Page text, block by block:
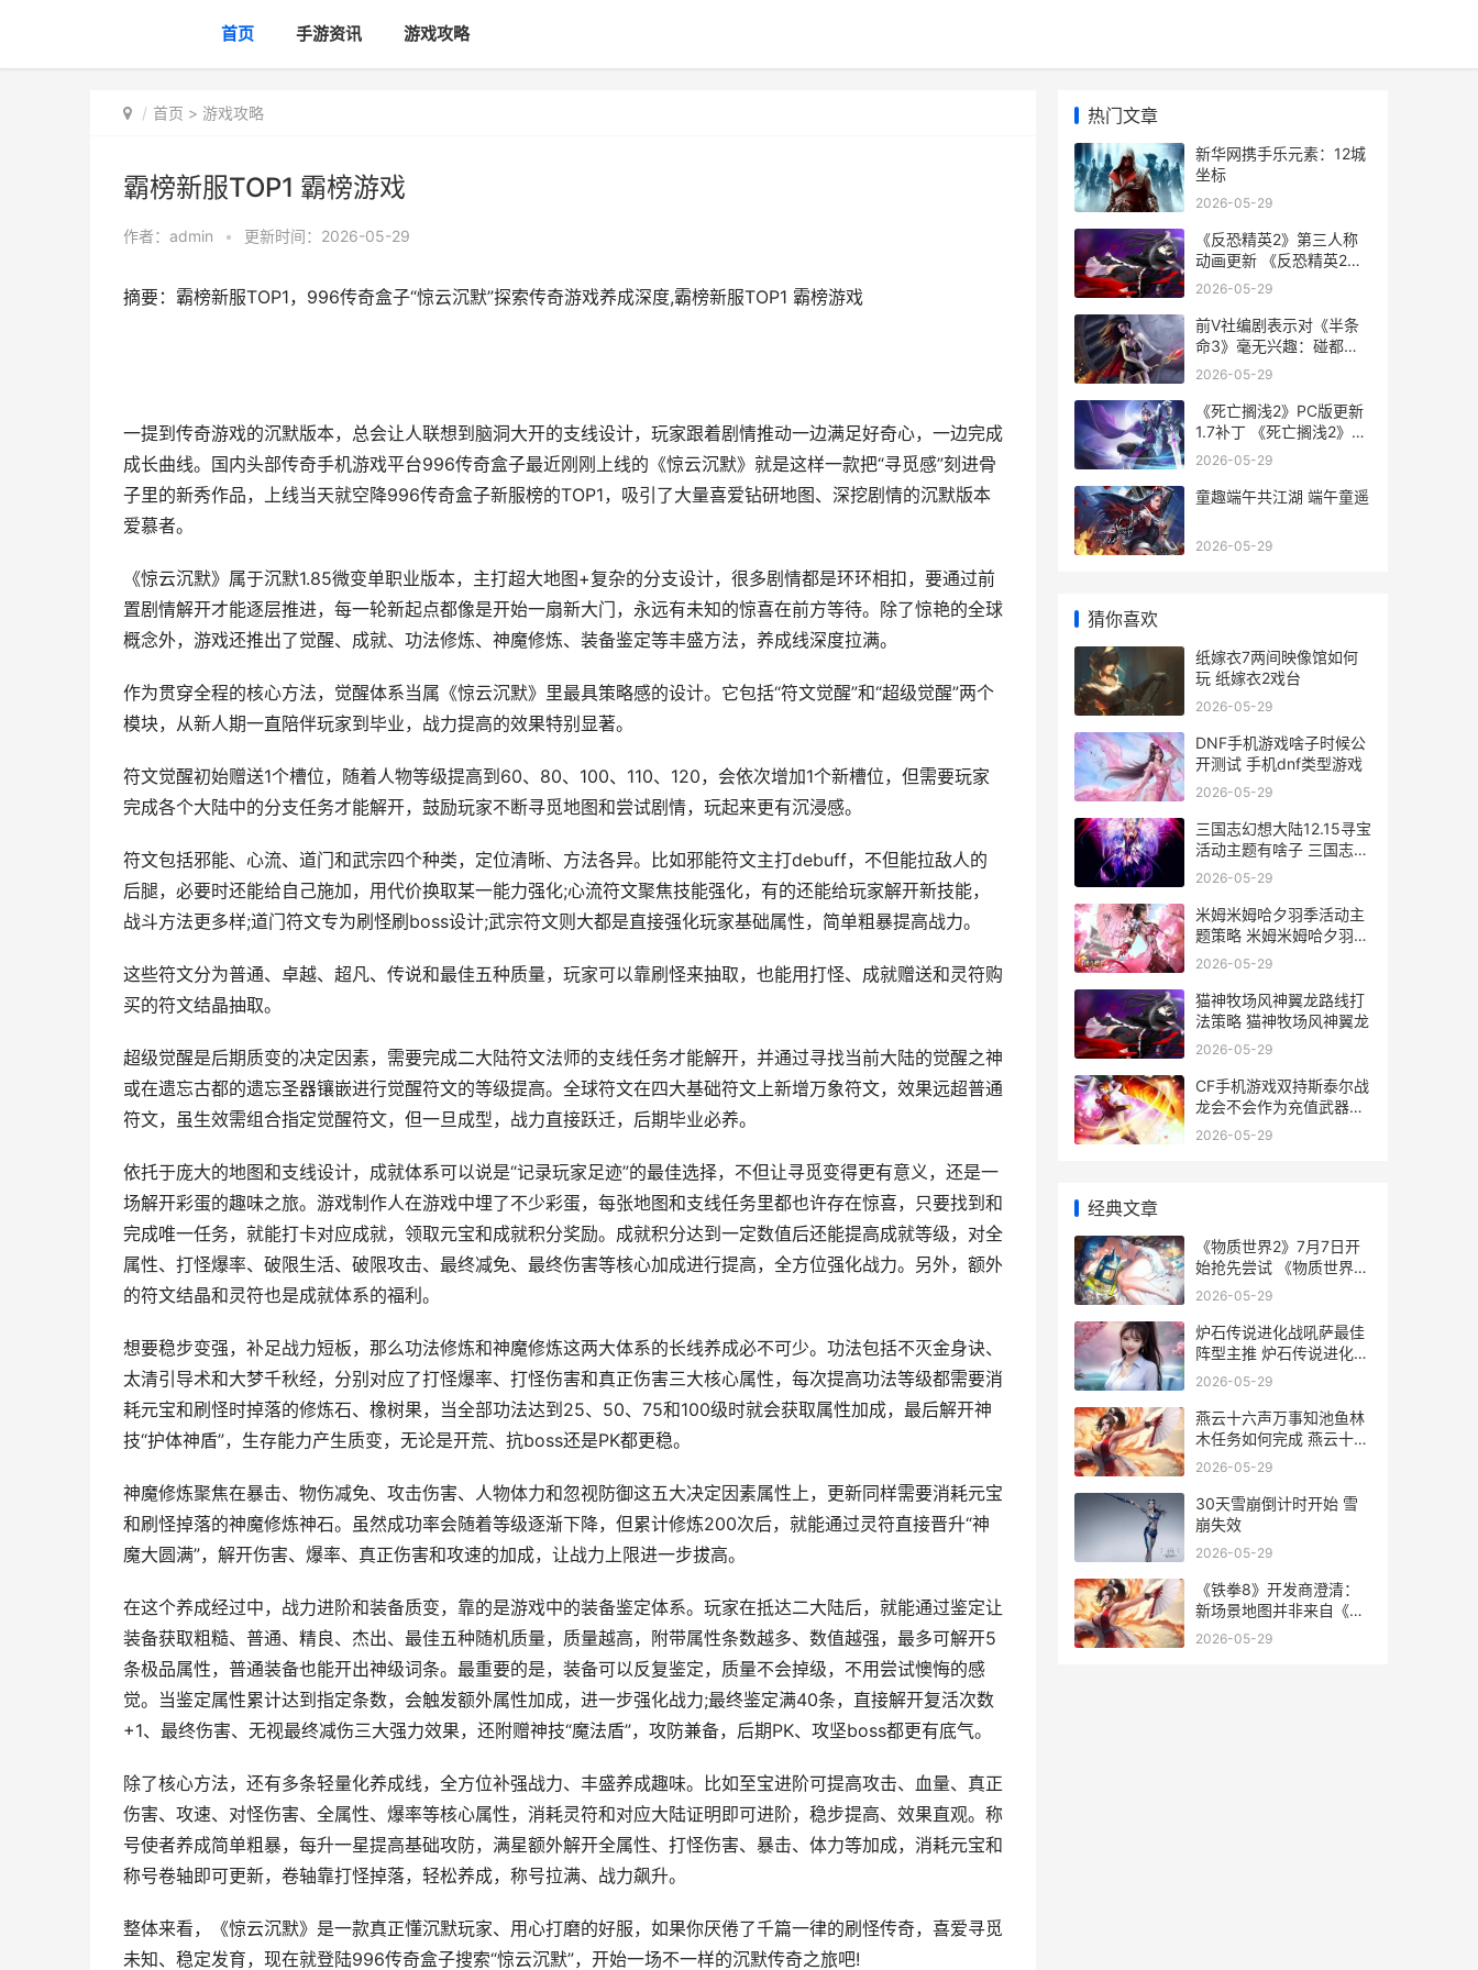
首页 手游资讯 游戏攻略
首页 > 游戏攻略
霸榜新服TOP1 霸榜游戏
作者： admin • 更新时间：2026-05-29
摘要：霸榜新服TOP1，996传奇盒子“惊云沉默”探索传奇游戏养成深度,霸榜新服TOP1 霸榜游戏
一提到传奇游戏的沉默版本，总会让人联想到脑洞大开的支线设计，玩家跟着剧情推动一边满足好奇心，一边完成
成长曲线。国内头部传奇手机游戏平台996传奇盒子最近刚刚上线的《惊云沉默》就是这样一款把“寻觅感”刻进骨
子里的新秀作品，上线当天就空降996传奇盒子新服榜的TOP1，吸引了大量喜爱钻研地图、深挖剧情的沉默版本
爱慕者。
《惊云沉默》属于沉默1.85微变单职业版本，主打超大地图+复杂的分支设计，很多剧情都是环环相扣，要通过前
置剧情解开才能逐层推进，每一轮新起点都像是开始一扇新大门，永远有未知的惊喜在前方等待。除了惊艳的全球
概念外，游戏还推出了觉醒、成就、功法修炼、神魔修炼、装备鉴定等丰盛方法，养成线深度拉满。
作为贯穿全程的核心方法，觉醒体系当属《惊云沉默》里最具策略感的设计。它包括“符文觉醒”和“超级觉醒”两个
模块，从新人期一直陪伴玩家到毕业，战力提高的效果特别显著。
符文觉醒初始赠送1个槽位，随着人物等级提高到60、80、100、110、120，会依次增加1个新槽位，但需要玩家
完成各个大陆中的分支任务才能解开，鼓励玩家不断寻觅地图和尝试剧情，玩起来更有沉浸感。
符文包括邪能、心流、道门和武宗四个种类，定位清晰、方法各异。比如邪能符文主打debuff，不但能拉敌人的
后腿，必要时还能给自己施加，用代价换取某一能力强化;心流符文聚焦技能强化，有的还能给玩家解开新技能，
战斗方法更多样;道门符文专为刷怪刷boss设计;武宗符文则大都是直接强化玩家基础属性，简单粗暴提高战力。
这些符文分为普通、卓越、超凡、传说和最佳五种质量，玩家可以靠刷怪来抽取，也能用打怪、成就赠送和灵符购
买的符文结晶抽取。
超级觉醒是后期质变的决定因素，需要完成二大陆符文法师的支线任务才能解开，并通过寻找当前大陆的觉醒之神
或在遗忘古都的遗忘圣器镶嵌进行觉醒符文的等级提高。全球符文在四大基础符文上新增万象符文，效果远超普通
符文，虽生效需组合指定觉醒符文，但一旦成型，战力直接跃迁，后期毕业必养。
依托于庞大的地图和支线设计，成就体系可以说是“记录玩家足迹”的最佳选择，不但让寻觅变得更有意义，还是一
场解开彩蛋的趣味之旅。游戏制作人在游戏中埋了不少彩蛋，每张地图和支线任务里都也许存在惊喜，只要找到和
完成唯一任务，就能打卡对应成就，领取元宝和成就积分奖励。成就积分达到一定数值后还能提高成就等级，对全
属性、打怪爆率、破限生活、破限攻击、最终减免、最终伤害等核心加成进行提高，全方位强化战力。另外，额外
的符文结晶和灵符也是成就体系的福利。
想要稳步变强，补足战力短板，那么功法修炼和神魔修炼这两大体系的长线养成必不可少。功法包括不灭金身诀、
太清引导术和大梦千秋经，分别对应了打怪爆率、打怪伤害和真正伤害三大核心属性，每次提高功法等级都需要消
耗元宝和刷怪时掉落的修炼石、橡树果，当全部功法达到25、50、75和100级时就会获取属性加成，最后解开神
技“护体神盾”，生存能力产生质变，无论是开荒、抗boss还是PK都更稳。
神魔修炼聚焦在暴击、物伤减免、攻击伤害、人物体力和忽视防御这五大决定因素属性上，更新同样需要消耗元宝
和刷怪掉落的神魔修炼神石。虽然成功率会随着等级逐渐下降，但累计修炼200次后，就能通过灵符直接晋升“神
魔大圆满”，解开伤害、爆率、真正伤害和攻速的加成，让战力上限进一步拔高。
在这个养成经过中，战力进阶和装备质变，靠的是游戏中的装备鉴定体系。玩家在抵达二大陆后，就能通过鉴定让
装备获取粗糙、普通、精良、杰出、最佳五种随机质量，质量越高，附带属性条数越多、数值越强，最多可解开5
条极品属性，普通装备也能开出神级词条。最重要的是，装备可以反复鉴定，质量不会掉级，不用尝试懊悔的感
觉。当鉴定属性累计达到指定条数，会触发额外属性加成，进一步强化战力;最终鉴定满40条，直接解开复活次数
+1、最终伤害、无视最终减伤三大强力效果，还附赠神技“魔法盾”，攻防兼备，后期PK、攻坚boss都更有底气。
除了核心方法，还有多条轻量化养成线，全方位补强战力、丰盛养成趣味。比如至宝进阶可提高攻击、血量、真正
伤害、攻速、对怪伤害、全属性、爆率等核心属性，消耗灵符和对应大陆证明即可进阶，稳步提高、效果直观。称
号使者养成简单粗暴，每升一星提高基础攻防，满星额外解开全属性、打怪伤害、暴击、体力等加成，消耗元宝和
称号卷轴即可更新，卷轴靠打怪掉落，轻松养成，称号拉满、战力飙升。
整体来看，《惊云沉默》是一款真正懂沉默玩家、用心打磨的好服，如果你厌倦了千篇一律的刷怪传奇，喜爱寻觅
未知、稳定发育，现在就登陆996传奇盒子搜索“惊云沉默”，开始一场不一样的沉默传奇之旅吧!
热门文章
新华网携手乐元素：12城
坐标
2026-05-29
《反恐精英2》第三人称
动画更新 《反恐精英2》
直接安装游戏
2026-05-29
前V社编剧表示对《半条
命3》毫无兴趣：碰都不
想碰
2026-05-29
《死亡搁浅2》PC版更新
1.7补丁 《死亡搁浅2》
PC修改器
2026-05-29
童趣端午共江湖 端午童遥
2026-05-29
猜你喜欢
纸嫁衣7两间映像馆如何
玩 纸嫁衣2戏台
2026-05-29
DNF手机游戏啥子时候公
开测试 手机dnf类型游戏
2026-05-29
三国志幻想大陆12.15寻宝
活动主题有啥子 三国志幻
想大陆0.1折
2026-05-29
米姆米姆哈夕羽季活动主
题策略 米姆米姆哈夕羽雀
怎么培育
2026-05-29
猫神牧场风神翼龙路线打
法策略 猫神牧场风神翼龙
2026-05-29
CF手机游戏双持斯泰尔战
龙会不会作为充值武器上
线 cf手机游戏双持怎么玩
2026-05-29
经典文章
《物质世界2》7月7日开
始抢先尝试 《物质世界
2》预告
2026-05-29
炉石传说进化战吼萨最佳
阵型主推 炉石传说进化有
冲锋吗
2026-05-29
燕云十六声万事知池鱼林
木任务如何完成 燕云十六
声万事知
2026-05-29
30天雪崩倒计时开始 雪
崩失效
2026-05-29
《铁拳8》开发商澄清：
新场景地图并非来自《刃
牙》 铁拳8人物介绍图片
2026-05-29